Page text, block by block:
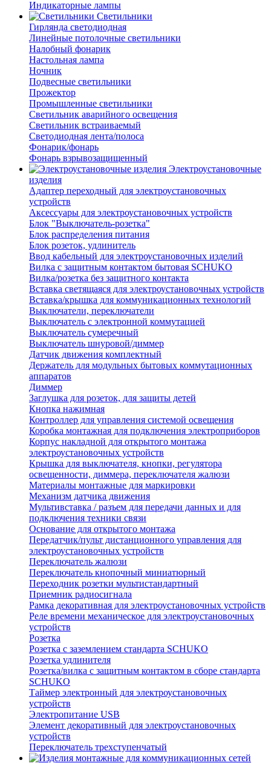
Индикаторные лампы
Светильники
Гирлянда светодиодная
Линейные потолочные светильники
Налобный фонарик
Настольная лампа
Ночник
Подвесные светильники
Прожектор
Промышленные светильники
Светильник аварийного освещения
Светильник встраиваемый
Светодиодная лента/полоса
Фонарик/фонарь
Фонарь взрывозащищенный
Электроустановочные
изделия
Адаптер переходный для электроустановочных
устройств
Аксессуары для электроустановочных устройств
Блок "Выключатель-розетка"
Блок распределения питания
Блок розеток, удлинитель
Ввод кабельный для электроустановочных изделий
Вилка с защитным контактом бытовая SCHUKO
Вилка/розетка без защитного контакта
Вставка светящаяся для электроустановочных устройств
Вставка/крышка для коммуникационных технологий
Выключатели, переключатели
Выключатель с электронной коммутацией
Выключатель сумеречный
Выключатель шнуровой/диммер
Датчик движения комплектный
Держатель для модульных бытовых коммутационных
аппаратов
Диммер
Заглушка для розеток, для защиты детей
Кнопка нажимная
Контроллер для управления системой освещения
Коробка монтажная для подключения электроприборов
Корпус накладной для открытого монтажа
электроустановочных устройств
Крышка для выключателя, кнопки, регулятора
освещенности, диммера, переключателя жалюзи
Материалы монтажные для маркировки
Механизм датчика движения
Мультивставка / разъем для передачи данных и для
подключения техники связи
Основание для открытого монтажа
Передатчик/пульт дистанционного управления для
электроустановочных устройств
Переключатель жалюзи
Переключатель кнопочный миниатюрный
Переходник розетки мультистандартный
Приемник радиосигнала
Рамка декоративная для электроустановочных устройств
Реле времени механическое для электроустановочных
устройств
Розетка
Розетка с заземлением стандарта SCHUKO
Розетка удлинителя
Розетка/вилка с защитным контактом в сборе стандарта
SCHUKO
Таймер электронный для электроустановочных
устройств
Электропитание USB
Элемент декоративный для электроустановочных
устройств
Переключатель трехступенчатый